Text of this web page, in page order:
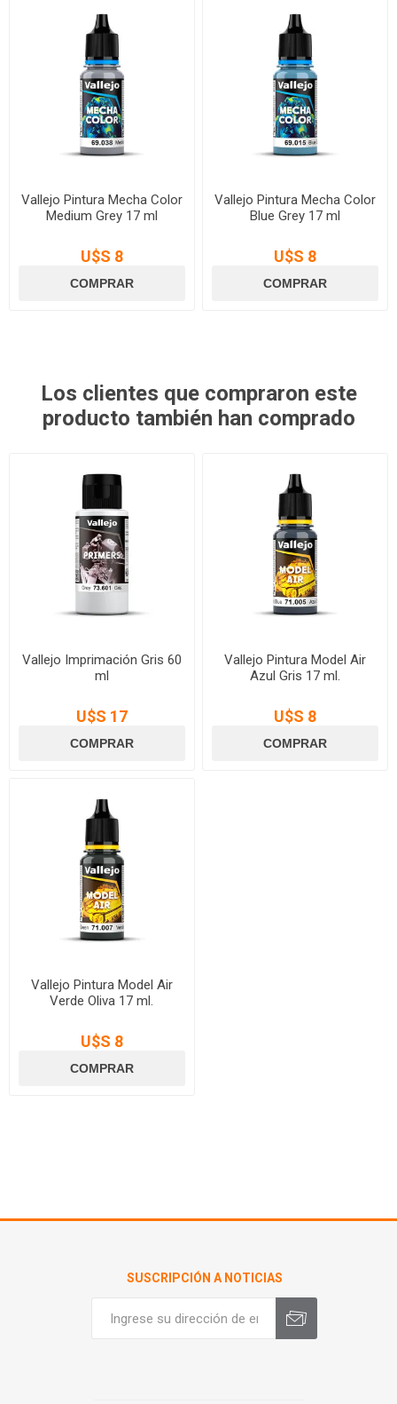
Vallejo Pintura Mecha Color
Medium Grey 17 ml
U$S 8
Vallejo Pintura Mecha Color
Blue Grey 17 ml
U$S 8
Los clientes que compraron este
producto también han comprado
Vallejo Imprimación Gris 60
ml
U$S 17
Vallejo Pintura Model Air
Azul Gris 17 ml.
U$S 8
Vallejo Pintura Model Air
Verde Oliva 17 ml.
U$S 8
SUSCRIPCIÓN A NOTICIAS